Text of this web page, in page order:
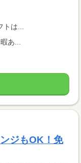
は...
あ...
ジもOK！免